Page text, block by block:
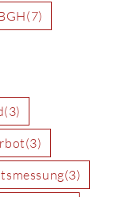
(7)
(3)
(3)
(3)